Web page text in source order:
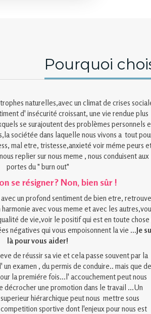
Pourquoi
naturelles,avec un climat de crises
d' insécurité croissant, une vie rendue plus
se surajoutent des problèmes personnels
sociétée dans laquelle nous vivons a tout
mal etre, tristesse,anxieté voir méme peurs
replier sur nous meme , nous conduisent aux
portes du " burn out"
se résigner ? Non, bien sûr !
un profond sentiment de bien etre,
avec vous meme et avec les
de vie,voir le positif qui est en toute
négatives qui vous empoisonnent la vie ...Je
là pour vous aider!
de réussir sa vie et cela passe souvent par la
un examen , du permis de conduire.. mais que de
la premiére fois...l' accouchement peut nous
décrocher une promotion dans le travail ...Un
hiérarchique peut nous mettre sous
sportive dont l'enjeux pour nous est